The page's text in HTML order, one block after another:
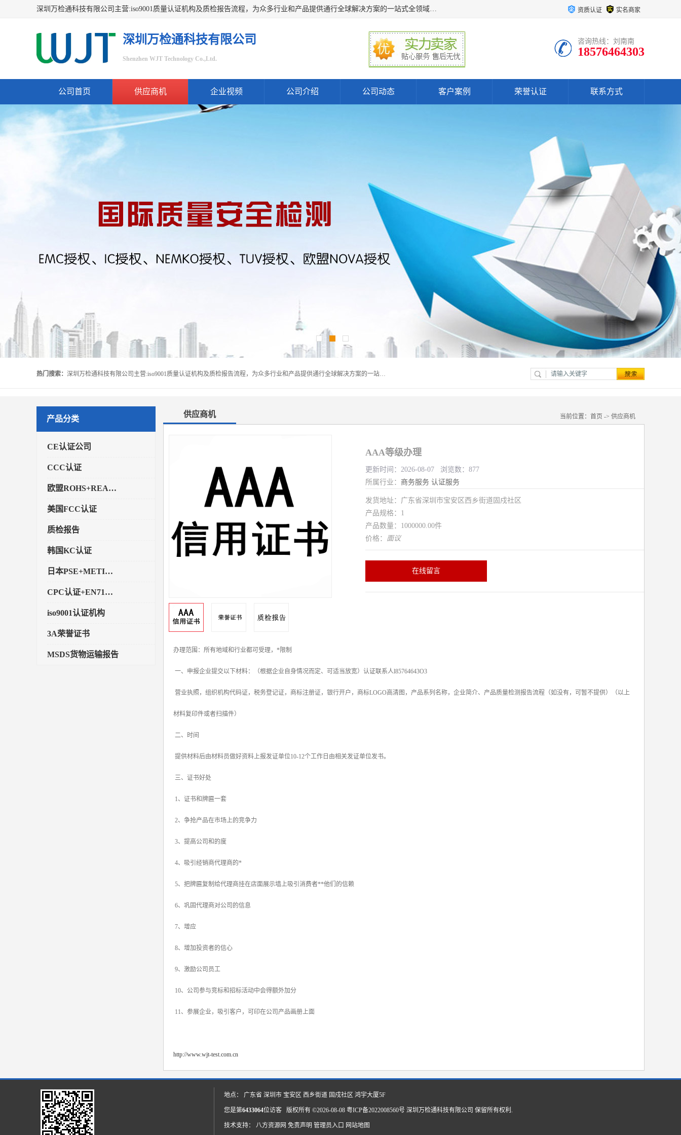
深圳万检通科技有限公司主营:iso9001质量认证机构及质检报告流程，为众多行业和产品提供通行全球解决方案的一站式全领域公共检测、鉴定、验货、srrc认证,质量检测认证及CE认证公司，帮助企业应对全球各种技术贸易壁垒，提升企业竞争优势，满足其对品质的高标准要求。 资质认证 实名商家
深圳万检通科技有限公司
Shenzhen WJT Technology Co.,Ltd.
咨询热线：刘南南
18576464303
公司首页 供应商机 企业视频 公司介绍 公司动态 客户案例 荣誉认证 联系方式
热门搜索： 深圳万检通科技有限公司主营:iso9001质量认证机构及质检报告流程，为众多行业和产品提供通行全球解决方案的一站式全领域公共检测、鉴定、验货、srrc认证,质量检测认证及CE认证公司，帮助企业应对全球各种技术贸易壁垒，提升企业竞争优势，满足其对品质的高标准要求。
产品分类
CE认证公司
CCC认证
欧盟ROHS+REACH认证
美国FCC认证
质检报告
韩国KC认证
日本PSE+METI备案
CPC认证+EN71玩具认证
iso9001认证机构
3A荣誉证书
MSDS货物运输报告
供应商机 当前位置： 首页 -> 供应商机
AAA等级办理
更新时间：2026-08-07 浏览数：877
所属行业： 商务服务 认证服务
发货地址：广东省深圳市宝安区西乡街道固戍社区
产品规格：1
产品数量：1000000.00件
价格： 面议
在线留言
办理范围：所有地域和行业都可受理，*限制
一、申报企业提交以下材料：（根据企业自身情况而定、可适当放宽）认证联系人l85764643O3
营业执照，组织机构代码证，税务登记证，商标注册证，银行开户，商标LOGO高清图，产品系列名称，企业简介、产品质量检测报告流程（如没有，可暂不提供）（以上
材料复印件或者扫描件）
二、时间
提供材料后由材料员做好资料上报发证单位10-12个工作日由相关发证单位发书。
三、证书好处
1、证书和牌匾一套
2、争抢产品在市场上的竞争力
3、提高公司和的度
4、吸引经销商代理商的*
5、把牌匾复制给代理商挂在店面展示墙上吸引消费者**他们的信赖
6、巩固代理商对公司的信息
7、增应
8、增加投资者的信心
9、激励公司员工
10、公司参与竞标和招标活动中会得额外加分
11、参展企业，吸引客户，可印在公司产品画册上面
http://www.wjt-test.com.cn
地点： 广东省 深圳市 宝安区 西乡街道 固戍社区 鸿宇大厦5F
您是第6433064位访客 版权所有 ©2026-08-08 粤ICP备2022008560号 深圳万检通科技有限公司 保留所有权利.
技术支持： 八方资源网 免责声明 管理员入口 网站地图